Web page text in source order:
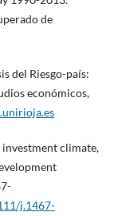
de
del Riesgo-país:
económicos,
investment climate,
j.1467-